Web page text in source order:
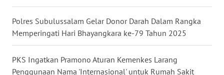
Polres Subulussalam Gelar Donor Darah Dalam Rangka
Memperingati Hari Bhayangkara ke-79 Tahun 2025
PKS Ingatkan Pramono Aturan Kemenkes Larang
Penggunaan Nama 'Internasional' untuk Rumah Sakit
GORONTALO
WN